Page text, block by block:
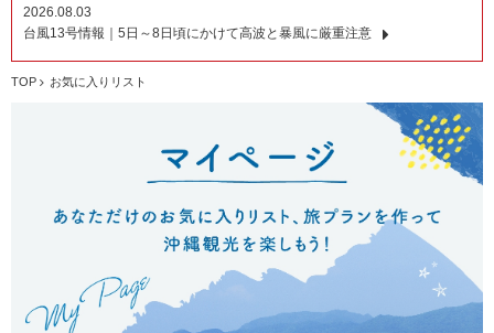
2026.08.03
台風13号情報｜5日～8日頃にかけて高波と暴風に厳重注意
TOP お気に入りリスト